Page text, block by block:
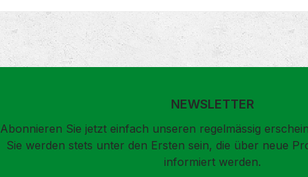
NEWSLETTER
Abonnieren Sie jetzt einfach unseren regelmässig
Sie werden stets unter den Ersten sein, die über neue
informiert werden.